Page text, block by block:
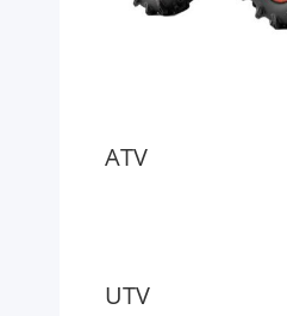
ATV
UTV